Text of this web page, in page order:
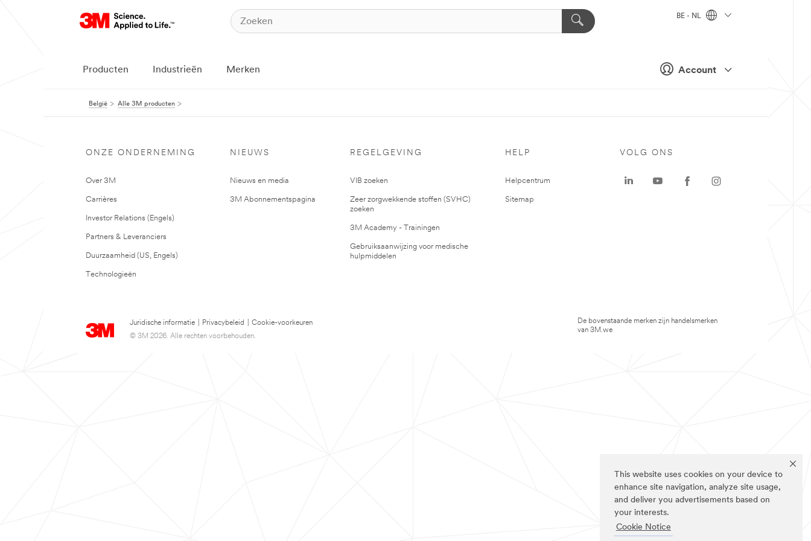
This website uses cookies on your device to
enhance site navigation, analyze site usage,
and deliver you advertisements based on
your interests.
Cookie Notice
Account
BE - NL
Producten Industrieën Merken
België Alle 3M producten
ONZE ONDERNEMING
Over 3M
Carrières
Investor Relations (Engels)
Partners & Leveranciers
Duurzaamheid (US, Engels)
Technologieën
NIEUWS
Nieuws en media
3M Abonnementspagina
REGELGEVING
VIB zoeken
Zeer zorgwekkende stoffen (SVHC)
zoeken
3M Academy - Trainingen
Gebruiksaanwijzing voor medische
hulpmiddelen
HELP
Helpcentrum
Sitemap
Juridische informatie Privacybeleid
Cookie-voorkeuren
© 3M 2026. Alle rechten voorbehouden.
VOLG ONS
De bovenstaande merken zijn handelsmerken
van 3M.we